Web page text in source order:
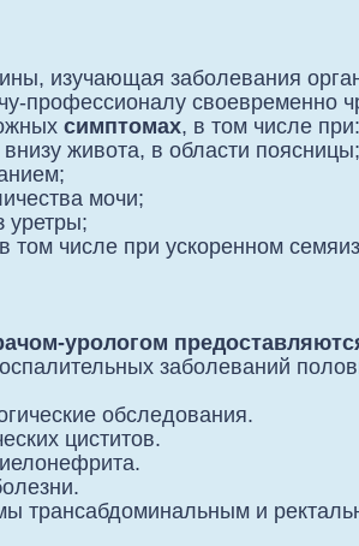
изучающая заболевания
профессионалу своевременно
симптомах, в том числе при:
живота, в области поясницы;
мочи;
уретры;
том числе при ускоренном
урологом
заболеваний
обследования.
циститов.
трансабдоминальным и